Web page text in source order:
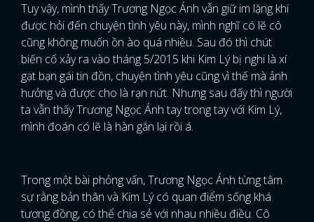
Tuy vậy, mình thấy Trương Ngọc Ánh vẫn giữ im lặng khi
được hỏi đến chuyện tình yêu này, mình nghĩ có lẽ cô
cũng không muốn ồn ào quá nhiều. Sau đó thì chút
biến cố xảy ra vào tháng 5/2015 khi Kim Lý bị nghi là xí
gạt bạn gái tin đồn, chuyện tình yêu cũng vì thế mà ảnh
hưởng và được cho là rạn nứt. Nhưng sau đấy thì người
ta vẫn thấy Trương Ngọc Ánh tay trong tay với Kim Lý,
mình đoán có lẽ là hàn gắn lại rồi á.
Trong một bài phỏng vấn, Trương Ngọc Ánh từng tâm
sự rằng bản thân và Kim Lý có quan điểm sống khá
tương đồng, có thể chia sẻ với nhau nhiều điều. Cô